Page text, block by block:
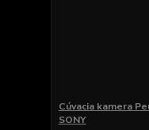
Cúvacia kamera
SONY